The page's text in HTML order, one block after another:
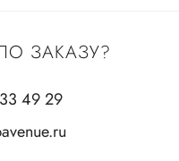
ЗАКАЗУ?
49 29